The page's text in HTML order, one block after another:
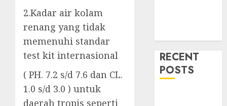
2.Kadar air kolam
renang yang tidak
memenuhi standar
test kit internasional
( PH. 7.2 s/d 7.6 dan CL.
1.0 s/d 3.0 ) untuk
daerah tropis seperti
RECENT
POSTS